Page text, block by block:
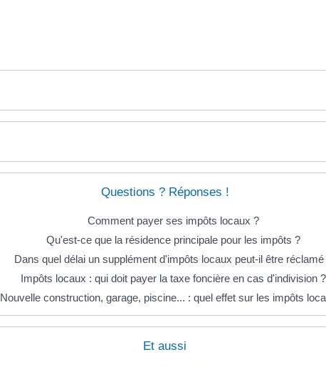
Questions ? Réponses !
Comment payer ses impôts locaux ?
Qu'est-ce que la résidence principale pour les impôts ?
Dans quel délai un supplément d'impôts locaux peut-il être réclamé
Impôts locaux : qui doit payer la taxe foncière en cas d'indivision ?
Nouvelle construction, garage, piscine... : quel effet sur les impôts
Et aussi